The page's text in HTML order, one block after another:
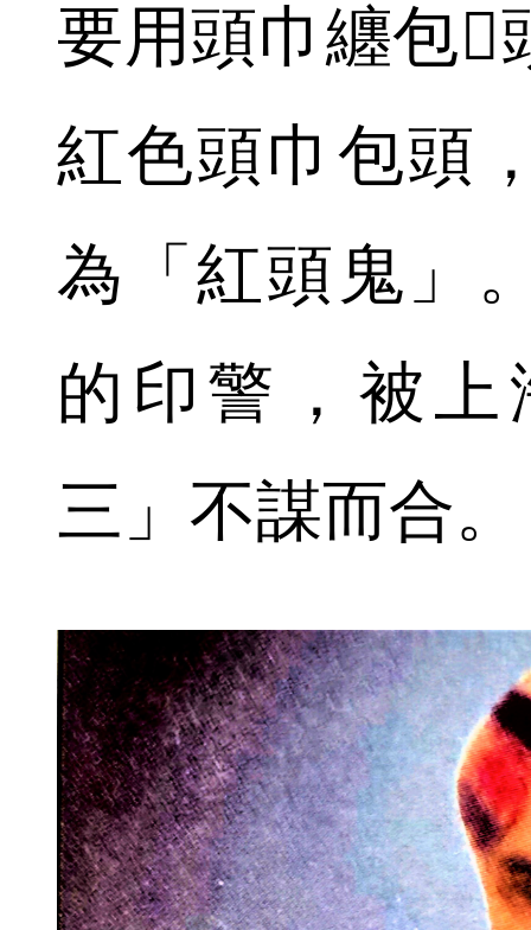
要用頭巾纏包
紅色頭巾包頭
為「紅頭鬼」
的印警，被
三」不謀而合。